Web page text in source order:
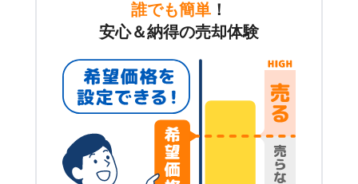
誰でも簡単 ！
安心＆納得の売却体験